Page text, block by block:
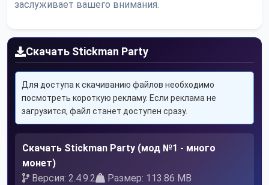
заслуживает вашего внимания.
Скачать Stickman Party
Для доступа к скачиванию файлов необходимо
посмотреть короткую рекламу. Если реклама не
загрузится, файл станет доступен сразу.
Скачать Stickman Party (мод №1 - много
монет)
Версия: 2.4.9.2
Размер: 113.86 MB